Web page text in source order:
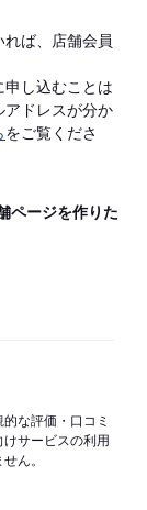
ば、店舗会員
申し込むことは
アドレスが分か
をご覧くださ
ページを作りた
な評価・口コミ
サービスの利用
ん。